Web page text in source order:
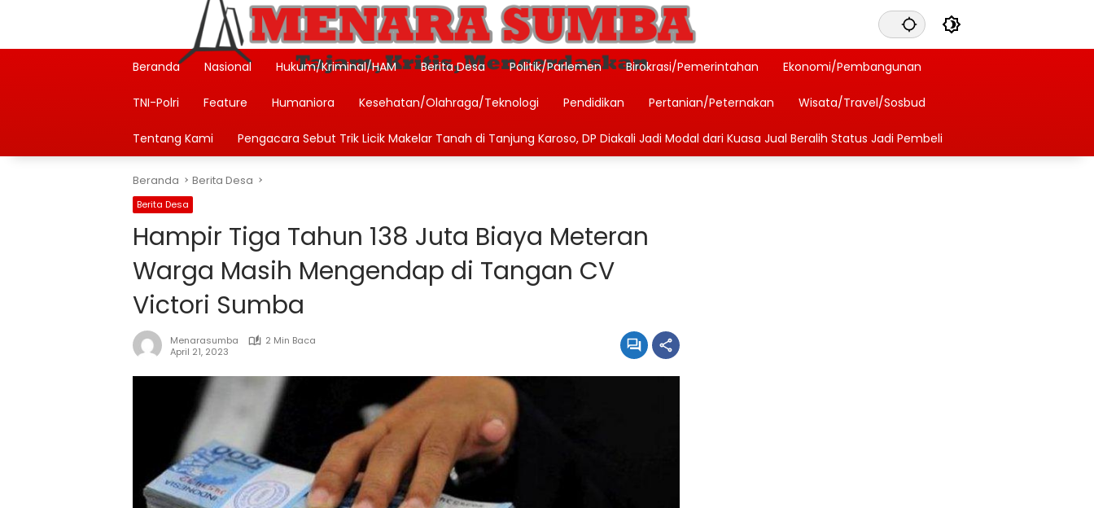
Beranda
Nasional Hukum/Kriminal/HAM Berita Desa Politik/Parlemen Birokrasi/Pemerintahan Ekonomi/Pembangunan
TNI-Polri Feature Humaniora Kesehatan/Olahraga/Teknologi Pendidikan Pertanian/Peternakan Wisata/Travel/Sosbud
Tentang Kami Pengacara Sebut Trik Licik Makelar Tanah di Tanjung Karoso, DP Diakali Jadi Modal dari Kuasa Jual Beralih Status Jadi Pembeli
Beranda Berita Desa
Berita Desa
Hampir Tiga Tahun 138 Juta Biaya Meteran
Warga Masih Mengendap di Tangan CV
Victori Sumba
Menarasumba
2 Min Baca
April 21, 2023